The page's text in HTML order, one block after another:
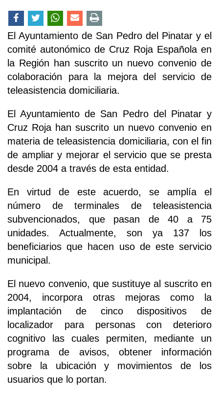
El Ayuntamiento de San Pedro del Pinatar y el
comité autonómico de Cruz Roja Española en
la Región han suscrito un nuevo convenio de
colaboración para la mejora del servicio de
teleasistencia domiciliaria.
El Ayuntamiento de San Pedro del Pinatar y
Cruz Roja han suscrito un nuevo convenio en
materia de teleasistencia domiciliaria, con el fin
de ampliar y mejorar el servicio que se presta
desde 2004 a través de esta entidad.
En virtud de este acuerdo, se amplía el
número de terminales de teleasistencia
subvencionados, que pasan de 40 a 75
unidades. Actualmente, son ya 137 los
beneficiarios que hacen uso de este servicio
municipal.
El nuevo convenio, que sustituye al suscrito en
2004, incorpora otras mejoras como la
implantación de cinco dispositivos de
localizador para personas con deterioro
cognitivo las cuales permiten, mediante un
programa de avisos, obtener información
sobre la ubicación y movimientos de los
usuarios que lo portan.